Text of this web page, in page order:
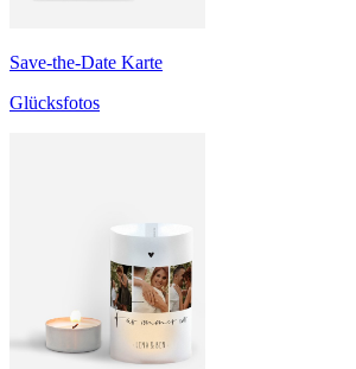
Save-the-Date Karte
Glücksfotos